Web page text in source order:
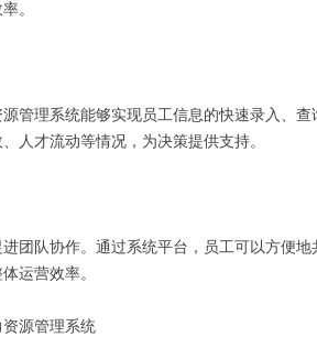
率。
管理系统能够实现员工信息的快速录入、
人才流动等情况，为决策提供支持。
团队协作。通过系统平台，员工可以方便
运营效率。
源管理系统